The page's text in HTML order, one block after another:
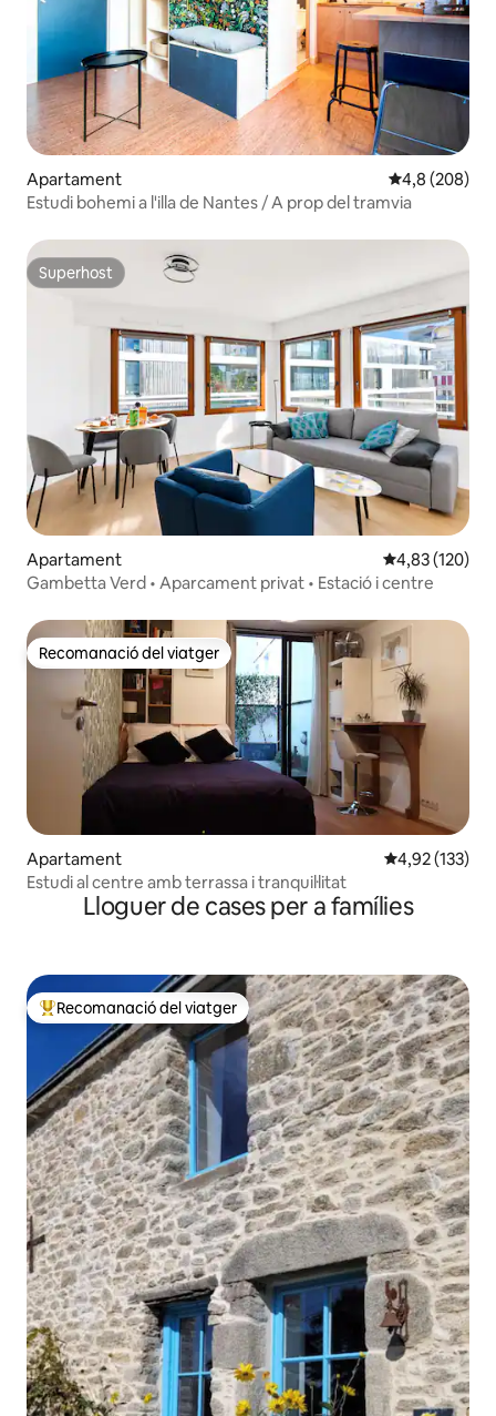
Apartament 4,8 de
4,8 (208)
Estudi bohemi a l'illa de Nantes / A prop del tramvia
Superhost
Superhost
Apartament 4,83 de
4,83 (120)
Gambetta Verd • Aparcament privat • Estació i centre
Recomanació del viatger
Recomanació del viatger
Apartament 4,92 de
4,92 (133)
Estudi al centre amb terrassa i tranquil·litat
Lloguer de cases per a famílies
Principals recomanacions dels viatgers
Recomanació del viatger